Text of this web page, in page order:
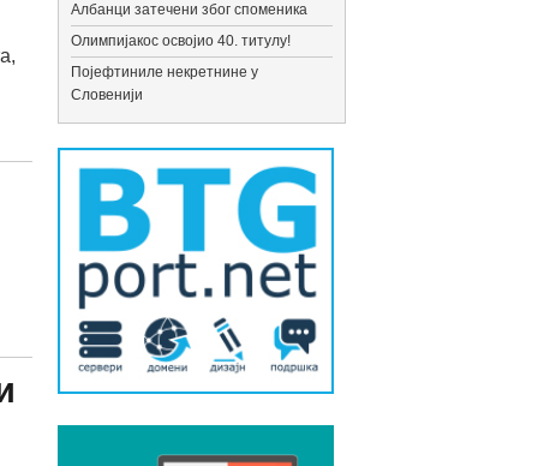
Албанци затечени због споменика
Олимпијакос освојио 40. титулу!
Појефтиниле некретнине у
Словенији